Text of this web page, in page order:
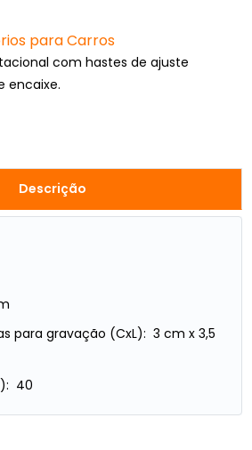
para Carros
com hastes de ajuste
encaixe.
Descrição
para gravação (CxL): 3 cm x 3,5
40